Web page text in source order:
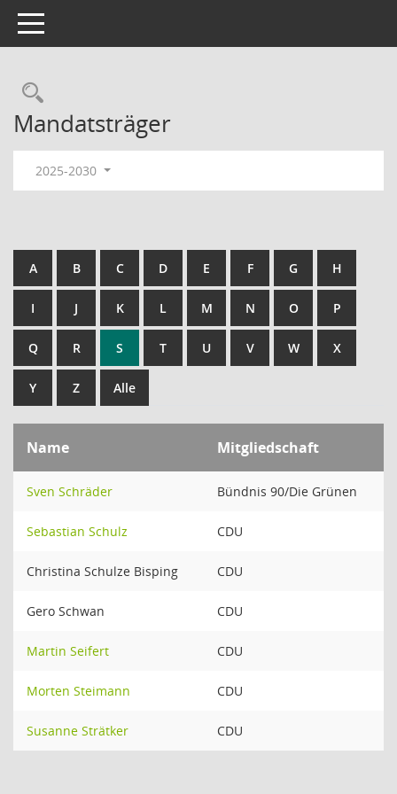
Toggle navigation
Rechercheauswahl
Mandatsträger
2025-2030
A B C D E F G H
I J K L M N O P
Q R S T U V W X
Y Z Alle
Name Mitgliedschaft
Sven Schräder Bündnis 90/Die Grünen
Sebastian Schulz CDU
Christina Schulze Bisping CDU
Gero Schwan CDU
Martin Seifert CDU
Morten Steimann CDU
Susanne Strätker CDU